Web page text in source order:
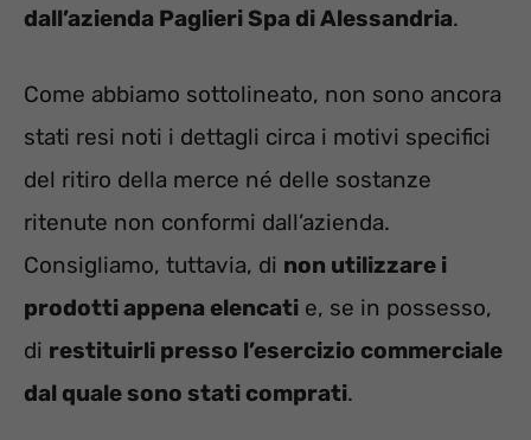
dall’azienda Paglieri Spa di Alessandria.
Come abbiamo sottolineato, non sono ancora
stati resi noti i dettagli circa i motivi specifici
del ritiro della merce né delle sostanze
ritenute non conformi dall’azienda.
Consigliamo, tuttavia, di non utilizzare i
prodotti appena elencati e, se in possesso,
di restituirli presso l’esercizio commerciale
dal quale sono stati comprati.